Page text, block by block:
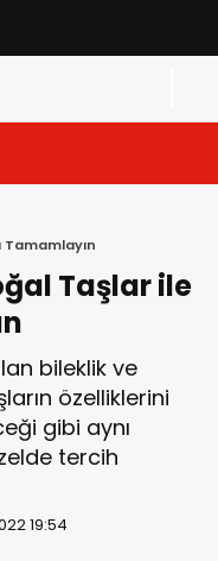
Tamamlayın
Taşlar ile
bileklik ve
özelliklerini
gibi aynı
tercih
19:54